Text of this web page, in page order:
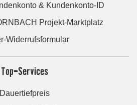
& Kundenkonto-ID
Projekt-Marktplatz
Widerrufsformular
Top-Services
Dauertiefpreis